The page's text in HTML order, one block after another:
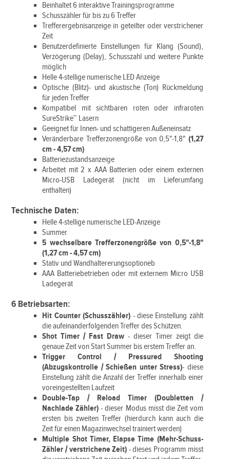
Beinhaltet 6 interaktive Trainingsprogramme
Schusszähler für bis zu 6 Treffer
Trefferergebnisanzeige in geteilter oder verstrichener
Zeit
Benutzerdefinierte Einstellungen für Klang (Sound),
Verzögerung (Delay), Schusszahl und weitere Punkte
möglich
Helle 4-stellige numerische LED Anzeige
Optische (Blitz)- und akustische (Ton) Rückmeldung
für jeden Treffer
Kompatibel mit sichtbaren roten oder infraroten
SureStrike™ Lasern
Geeignet für Innen- und schattigeren Außeneinsatz
Veränderbare Trefferzonengröße von 0,5"-1,8" (1,27
cm - 4,57 cm)
Batteriezustandsanzeige
Arbeitet mit 2 x AAA Batterien oder einem externen
Micro-USB Ladegerät (nicht im Lieferumfang
enthalten)
Technische Daten:
Helle 4-stellige numerische LED-Anzeige
Summer
5 wechselbare Trefferzonengröße von 0,5"-1,8"
(1,27 cm - 4,57 cm)
Stativ und Wandhaltererungsoptioneb
AAA Batteriebetrieben oder mit externem Micro USB
Ladegerät
6 Betriebsarten:
Hit Counter (Schusszähler) - diese Einstellung zählt
die aufeinanderfolgenden Treffer des Schützen.
Shot Timer / Fast Draw - dieser Timer zeigt die
genaue Zeit von Start Summer bis erstem Treffer an.
Trigger Control / Pressured Shooting
(Abzugskontrolle / Schießen unter Stress)- diese
Einstellung zählt die Anzahl der Treffer innerhalb einer
voreingestellten Laufzeit
Double-Tap / Reload Timer (Doubletten /
Nachlade Zähler)- dieser Modus misst die Zeit vom
ersten bis zweiten Treffer (hierdurch kann auch die
Zeit für einen Magazinwechsel trainiert werden)
Multiple Shot Timer, Elapse Time (Mehr-Schuss-
Zähler / verstrichene Zeit) - dieses Programm misst